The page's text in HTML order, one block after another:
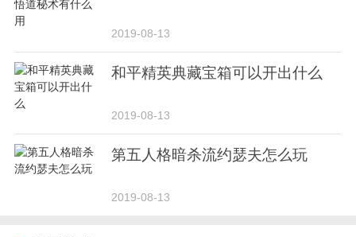
2019-08-13
和平精英典藏宝箱可以开出什么
2019-08-13
第五人格暗杀流约瑟夫怎么玩
2019-08-13